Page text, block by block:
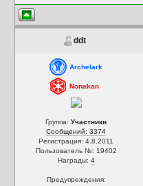
ddt
Archelark
Nonakan
Группа:Участники
Сообщений: 3374
Регистрация: 4.8.2011
Пользователь №: 19402
Награды: 4
Предупреждения: